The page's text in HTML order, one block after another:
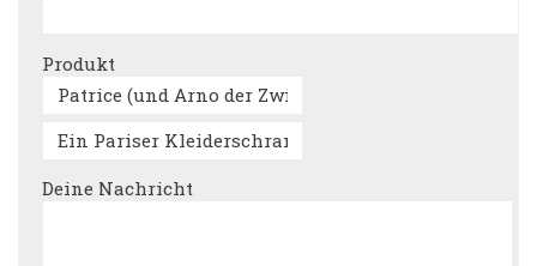
Produkt
Deine Nachricht